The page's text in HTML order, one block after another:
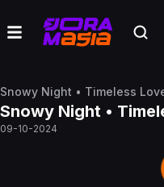
Snowy Night • Timeless
Snowy Night •
09-10-2024